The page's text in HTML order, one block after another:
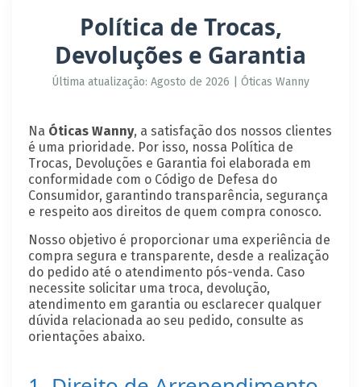
Política de Trocas,
Devoluções e Garantia
Última atualização: Agosto de 2026 | Óticas Wanny
Na Óticas Wanny, a satisfação dos nossos clientes
é uma prioridade. Por isso, nossa Política de
Trocas, Devoluções e Garantia foi elaborada em
conformidade com o Código de Defesa do
Consumidor, garantindo transparência, segurança
e respeito aos direitos de quem compra conosco.
Nosso objetivo é proporcionar uma experiência de
compra segura e transparente, desde a realização
do pedido até o atendimento pós-venda. Caso
necessite solicitar uma troca, devolução,
atendimento em garantia ou esclarecer qualquer
dúvida relacionada ao seu pedido, consulte as
orientações abaixo.